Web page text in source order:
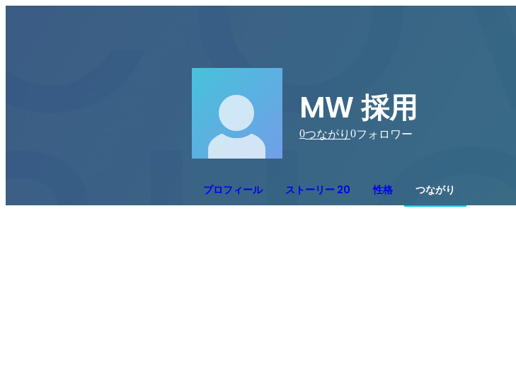
MW 採用
0つながり 0フォロワー
プロフィール ストーリー 20 性格 つながり